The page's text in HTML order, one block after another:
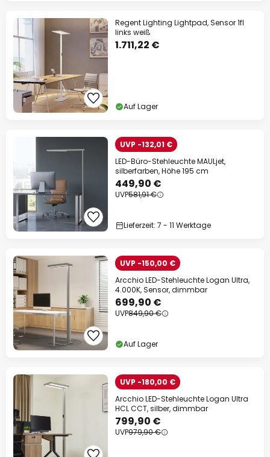
Regent Lighting Lightpad, Sensor 1fl
links weiß
1.711,22 €
Auf Lager
UVP -132,01 €
LED-Büro-Stehleuchte MAULjet,
silberfarben, Höhe 195 cm
449,90 €
UVP581,91 €
Lieferzeit: 7 - 11 Werktage
UVP -150,00 €
Arcchio LED-Stehleuchte Logan Ultra,
4.000K, Sensor, dimmbar
699,90 €
UVP849,90 €
Auf Lager
UVP -180,00 €
Arcchio LED-Stehleuchte Logan Ultra
HCL CCT, silber, dimmbar
799,90 €
UVP979,90 €